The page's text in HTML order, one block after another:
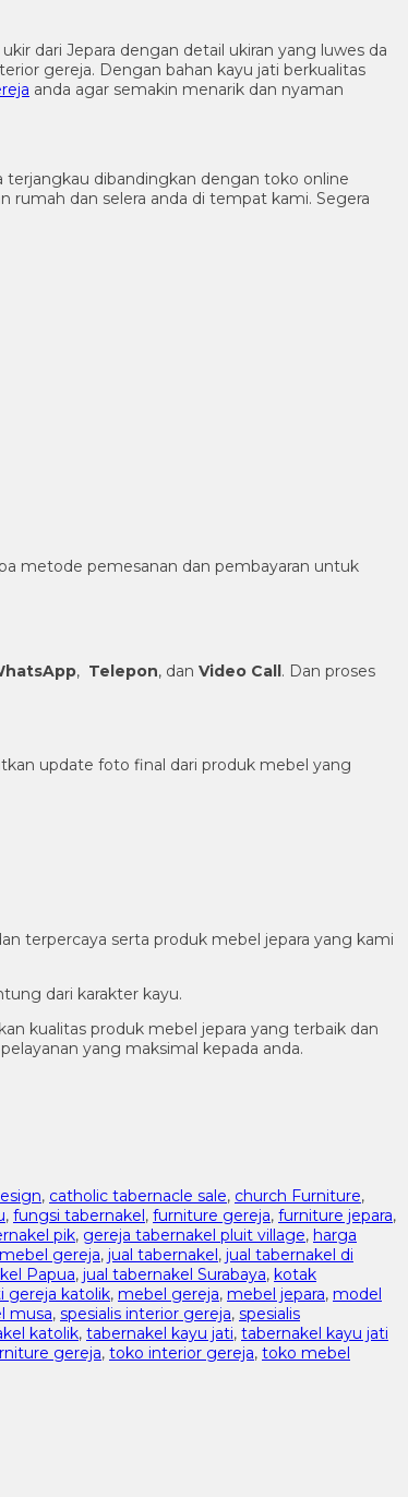
dari Jepara dengan detail ukiran yang luwes da
gereja. Dengan bahan kayu jati berkualitas
anda agar semakin menarik dan nyaman
dibandingkan dengan toko online
dan selera anda di tempat kami. Segera
metode pemesanan dan pembayaran untuk
, Telepon, dan Video Call. Dan proses
update foto final dari produk mebel yang
terpercaya serta produk mebel jepara yang kami
dari karakter kayu.
kualitas produk mebel jepara yang terbaik dan
yang maksimal kepada anda.
, catholic tabernacle sale, church Furniture,
, fungsi tabernakel, furniture gereja, furniture jepara,
pik, gereja tabernakel pluit village, harga
gereja, jual tabernakel, jual tabernakel di
Papua, jual tabernakel Surabaya, kotak
gereja katolik, mebel gereja, mebel jepara, model
musa, spesialis interior gereja, spesialis
katolik, tabernakel kayu jati, tabernakel kayu jati
gereja, toko interior gereja, toko mebel